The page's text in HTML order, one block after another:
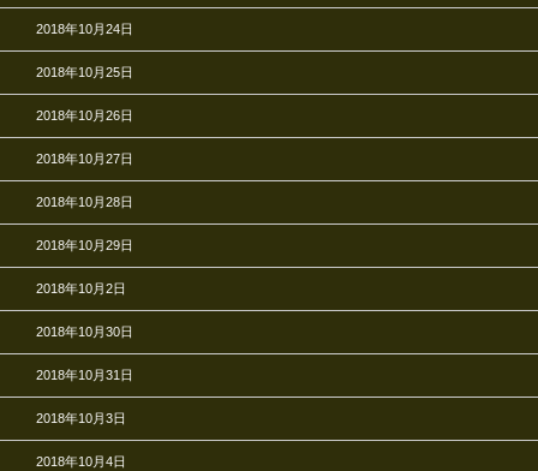
2018年10月24日
2018年10月25日
2018年10月26日
2018年10月27日
2018年10月28日
2018年10月29日
2018年10月2日
2018年10月30日
2018年10月31日
2018年10月3日
2018年10月4日